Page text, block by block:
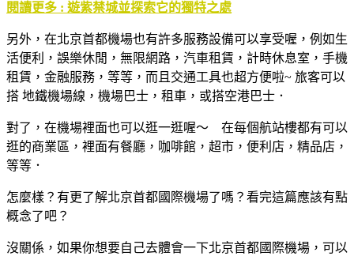
閱讀更多 : 遊紫禁城並探索它的獨特之處
另外，在北京首都機場也有許多服務設備可以享受喔，例如生
活便利，誤樂休閒，無限網路，汽車租賃，計時休息室，手機
租賃，金融服務，等等，而且交通工具也超方便啦~ 旅客可以
搭 地鐵機場線，機場巴士，租車，或搭空港巴士．
對了，在機場裡面也可以逛一逛喔～ 在每個航站樓都有可以
逛的商業區，裡面有餐廳，咖啡館，超市，便利店，精品店，
等等．
怎麼樣？有更了解北京首都國際機場了嗎？看完這篇應該有點
概念了吧？
沒關係，如果你想要自己去體會一下北京首都國際機場，可以